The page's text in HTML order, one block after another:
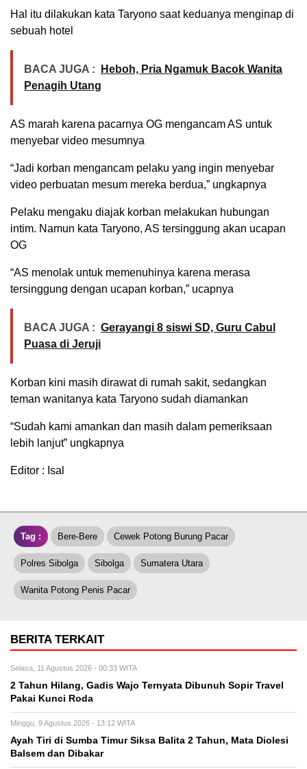
Hal itu dilakukan kata Taryono saat keduanya menginap di
sebuah hotel
BACA JUGA :
Heboh, Pria Ngamuk Bacok Wanita
Penagih Utang
AS marah karena pacarnya OG mengancam AS untuk
menyebar video mesumnya
“Jadi korban mengancam pelaku yang ingin menyebar
video perbuatan mesum mereka berdua,” ungkapnya
Pelaku mengaku diajak korban melakukan hubungan
intim. Namun kata Taryono, AS tersinggung akan ucapan
OG
“AS menolak untuk memenuhinya karena merasa
tersinggung dengan ucapan korban,” ucapnya
BACA JUGA : Gerayangi 8 siswi SD, Guru Cabul
Puasa di Jeruji
Korban kini masih dirawat di rumah sakit, sedangkan
teman wanitanya kata Taryono sudah diamankan
“Sudah kami amankan dan masih dalam pemeriksaan
lebih lanjut” ungkapnya
Editor : Isal
Tag : Bere-Bere Cewek Potong Burung Pacar
Polres Sibolga Sibolga Sumatera Utara
Wanita Potong Penis Pacar
BERITA TERKAIT
Selasa, 11 Agustus 2026 - 00:33 WITA
2 Tahun Hilang, Gadis Wajo Ternyata Dibunuh Sopir Travel
Pakai Kunci Roda
Minggu, 9 Agustus 2026 - 13:12 WITA
Ayah Tiri di Sumba Timur Siksa Balita 2 Tahun, Mata Diolesi
Balsem dan Dibakar